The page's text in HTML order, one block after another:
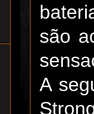
são
A